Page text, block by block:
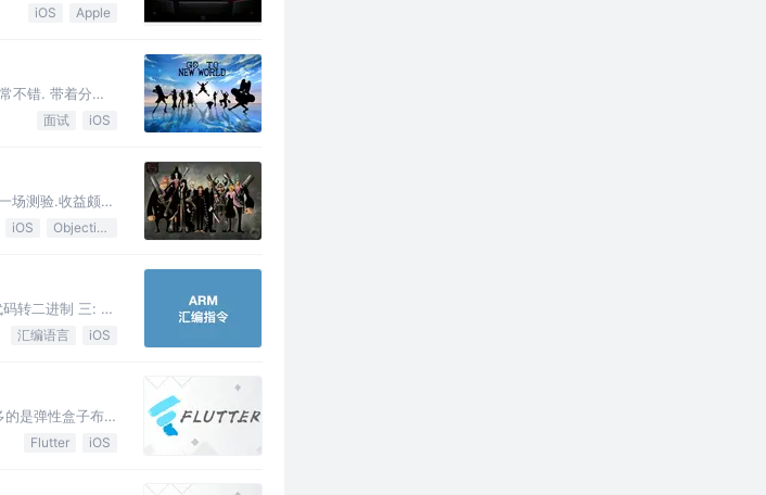
腻
iOS Apple
不错. 带着分享
仔靓女纷纷私聊
面试 iOS
场测验.收益颇
正学习态度、及
iOS Objective-C
转二进制 三: 常
汇编语言 iOS
是弹性盒子布
Flutter iOS